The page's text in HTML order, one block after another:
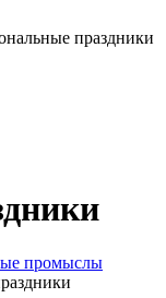
праздники
промыслы